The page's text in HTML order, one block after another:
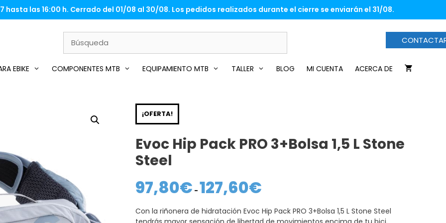
las 16:00 h. Cerrado del 01/08 al 30/08. Los pedidos realizados durante el cierre se enviarán el 31/08.
EBIKE COMPONENTES MTB EQUIPAMIENTO MTB TALLER BLOG MI CUENTA ACERCA DE
¡OFERTA!
Evoc Hip Pack PRO 3+Bolsa 1,5 L Stone
Steel
97,80€ - 127,60€
97,80€
hasta
Con la riñonera de hidratación Evoc Hip Pack PRO 3+Bolsa 1,5 L Stone Steel
desde
97,80€